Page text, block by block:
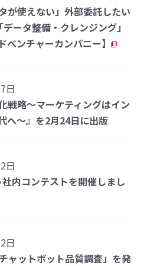
が使えない」外部委託したい
ータ整備・クレンジング」
ベンチャーカンパニー】
日
戦略〜マーケティングはイン
へ〜』を2月24日に出版
日
内コンテストを開催しまし
日
ャットボット品質調査」を発